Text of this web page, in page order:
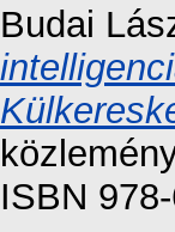
Budai
ISBN